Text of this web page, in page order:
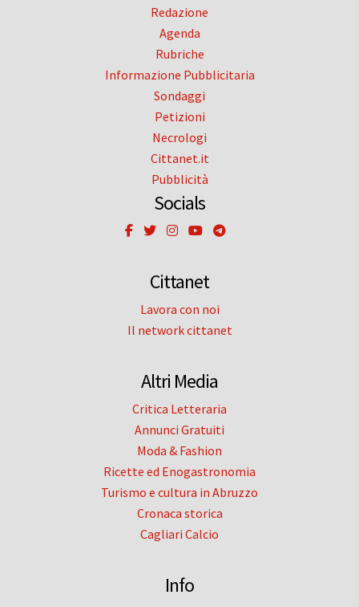
Redazione
Agenda
Rubriche
Informazione Pubblicitaria
Sondaggi
Petizioni
Necrologi
Cittanet.it
Pubblicità
Socials
Cittanet
Lavora con noi
Il network cittanet
Altri Media
Critica Letteraria
Annunci Gratuiti
Moda & Fashion
Ricette ed Enogastronomia
Turismo e cultura in Abruzzo
Cronaca storica
Cagliari Calcio
Info